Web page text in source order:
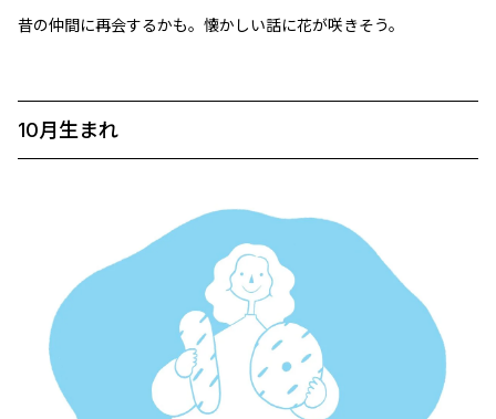
昔の仲間に再会するかも。懐かしい話に花が咲きそう。
10月生まれ